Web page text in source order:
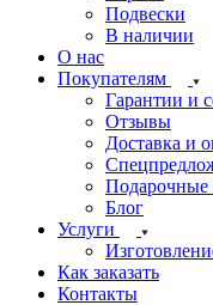
Подвески
В наличии
О нас
Покупателям
Гарантии и
Отзывы
Доставка и
Подарочные
Блог
Услуги
Как заказать
Контакты